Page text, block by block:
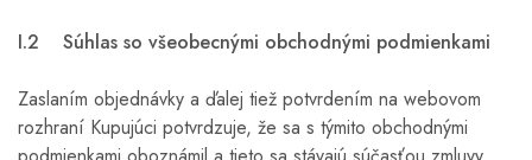
I.2 Súhlas so všeobecnými obchodnými podmienkami
Zaslaním objednávky a ďalej tiež potvrdením na webovom
rozhraní Kupujúci potvrdzuje, že sa s týmito obchodnými